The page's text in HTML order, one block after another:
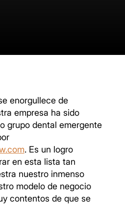
enorgullece de
empresa ha sido
grupo dental emergente
. Es un logro
en esta lista tan
nuestro inmenso
modelo de negocio
contentos de que se